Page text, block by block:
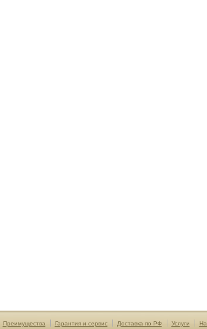
Преимущества Гарантия и сервис Доставка по РФ Услуги